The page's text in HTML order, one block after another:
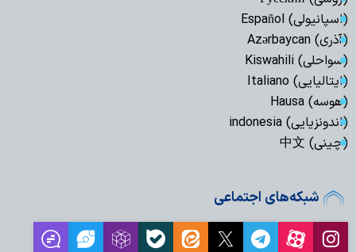
(اسپانیولی) Español
(آذری) Azərbaycan
(سواحلی) Kiswahili
(ایتالیایی) Italiano
(هوسه) Hausa
(اندونزیایی) indonesia
(چینی) 中文
شبکه‌های اجتماعی